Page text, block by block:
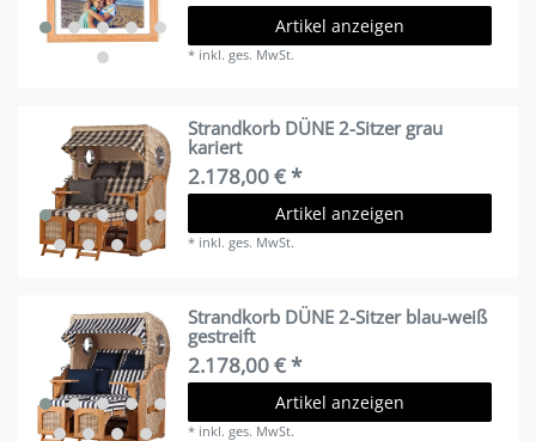
Artikel anzeigen
* inkl. ges. MwSt.
Strandkorb DÜNE 2-Sitzer grau
kariert
2.178,00 € *
Artikel anzeigen
* inkl. ges. MwSt.
Strandkorb DÜNE 2-Sitzer blau-weiß
gestreift
2.178,00 € *
Artikel anzeigen
* inkl. ges. MwSt.